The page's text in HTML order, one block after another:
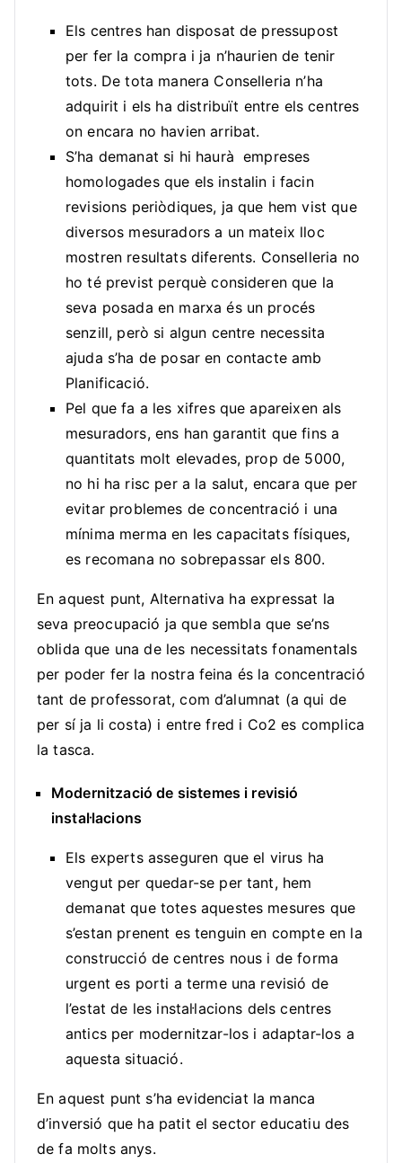
Els centres han disposat de pressupost
per fer la compra i ja n’haurien de tenir
tots. De tota manera Conselleria n’ha
adquirit i els ha distribuït entre els centres
on encara no havien arribat.
S’ha demanat si hi haurà empreses
homologades que els instalin i facin
revisions periòdiques, ja que hem vist que
diversos mesuradors a un mateix lloc
mostren resultats diferents. Conselleria no
ho té previst perquè consideren que la
seva posada en marxa és un procés
senzill, però si algun centre necessita
ajuda s’ha de posar en contacte amb
Planificació.
Pel que fa a les xifres que apareixen als
mesuradors, ens han garantit que fins a
quantitats molt elevades, prop de 5000,
no hi ha risc per a la salut, encara que per
evitar problemes de concentració i una
mínima merma en les capacitats físiques,
es recomana no sobrepassar els 800.
En aquest punt, Alternativa ha expressat la
seva preocupació ja que sembla que se’ns
oblida que una de les necessitats fonamentals
per poder fer la nostra feina és la concentració
tant de professorat, com d’alumnat (a qui de
per sí ja li costa) i entre fred i Co2 es complica
la tasca.
Modernització de sistemes i revisió
instal·lacions
Els experts asseguren que el virus ha
vengut per quedar-se per tant, hem
demanat que totes aquestes mesures que
s’estan prenent es tenguin en compte en la
construcció de centres nous i de forma
urgent es porti a terme una revisió de
l’estat de les instal·lacions dels centres
antics per modernitzar-los i adaptar-los a
aquesta situació.
En aquest punt s’ha evidenciat la manca
d’inversió que ha patit el sector educatiu des
de fa molts anys.